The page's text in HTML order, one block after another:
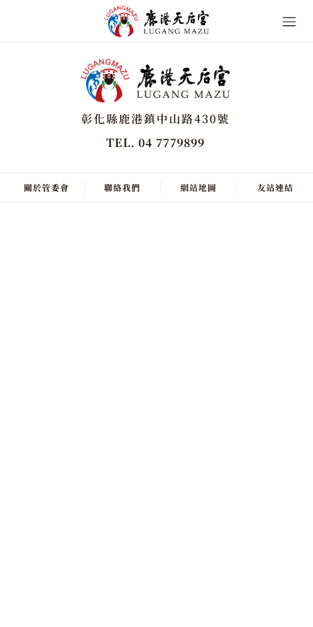
彰化縣鹿港鎮中山路430號
TEL. 04 7779899
關於管委會 聯絡我們 網站地圖 友站連結